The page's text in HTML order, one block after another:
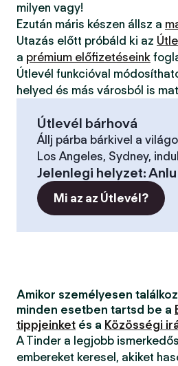
milyen vagy!
Ezután máris készen állsz a
Utazás előtt próbáld ki az
a prémium előfizetéseink
Útlevél funkcióval
helyed és más városból is
Útlevél bárhová
Állj párba bárkivel a
Los Angeles, Sydney,
Jelenlegi helyzet:Anlu
Mi az az Útlevél?
Amikor személyesen
minden esetben tartsd be a
tippjeinket és a Közösségi
A Tinder a legjobb
embereket keresel, akiket